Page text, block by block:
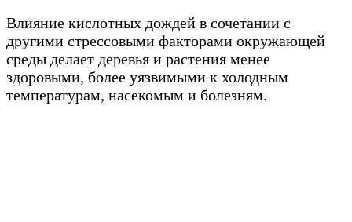
Влияние кислотных дождей в сочетании с
другими стрессовыми факторами окружающей
среды делает деревья и растения менее
здоровыми, более уязвимыми к холодным
температурам, насекомым и болезням.